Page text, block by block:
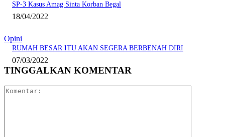
SP-3 Kasus Amag Sinta Korban Begal
18/04/2022
Opini
RUMAH BESAR ITU AKAN SEGERA BERBENAH DIRI
07/03/2022
TINGGALKAN KOMENTAR